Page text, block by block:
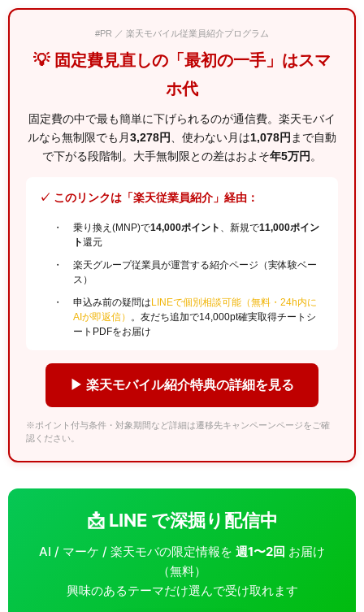
#PR ／ 楽天モバイル従業員紹介プログラム
💡 固定費見直しの「最初の一手」はスマ
ホ代
固定費の中で最も簡単に下げられるのが通信費。楽天モバイ
ルなら無制限でも月3,278円 、使わない月は1,078円 まで自動
で下がる段階制。大手無制限との差はおよそ年5万円 。
✓ このリンクは「楽天従業員紹介」経由：
乗り換え(MNP)で14,000ポイント 、新規で11,000ポイン
ト還元
楽天グループ従業員が運営する紹介ページ（実体験ベー
ス）
申込み前の疑問はLINEで個別相談可能（無料・24h内に
AIが即返信）
。友だち追加で14,000pt確実取得チートシ
ートPDFをお届け
▶ 楽天モバイル紹介特典の詳細を見る
※ポイント付与条件・対象期間など詳細は遷移先キャンペーンページをご確
認ください。
📩 LINE で深掘り配信中
AI / マーケ / 楽天モバの限定情報を 週1〜2回 お届け
（無料）
興味のあるテーマだけ選んで受け取れます